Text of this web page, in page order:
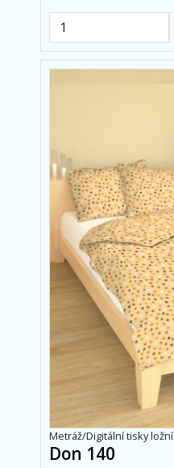
Metráž/Digitální tisky ložní
Don 140